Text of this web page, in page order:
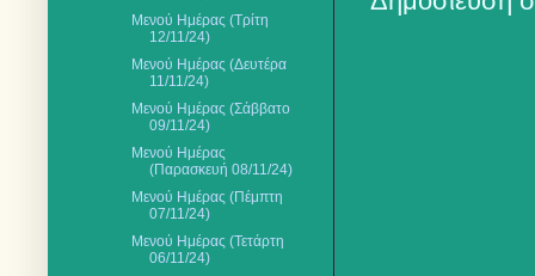
Μενού Ημέρας (Τρίτη
12/11/24)
Μενού Ημέρας (Δευτέρα
11/11/24)
Μενού Ημέρας (Σάββατο
09/11/24)
Μενού Ημέρας
(Παρασκευή 08/11/24)
Μενού Ημέρας (Πέμπτη
07/11/24)
Μενού Ημέρας (Τετάρτη
06/11/24)